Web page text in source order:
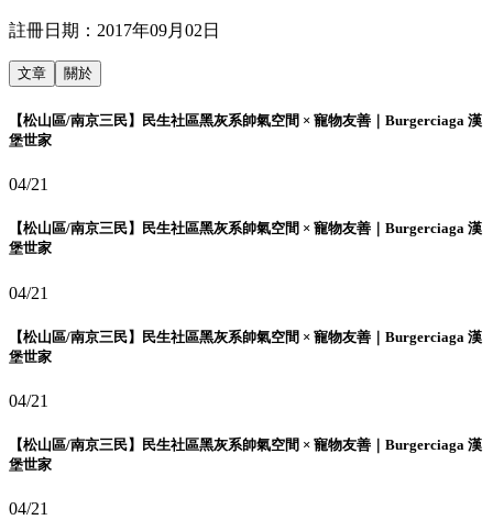
註冊日期： 2017年09月02日
文章 關於
【松山區/南京三民】民生社區黑灰系帥氣空間 × 寵物友善｜Burgerciaga 漢
堡世家
04/21
【松山區/南京三民】民生社區黑灰系帥氣空間 × 寵物友善｜Burgerciaga 漢
堡世家
04/21
【松山區/南京三民】民生社區黑灰系帥氣空間 × 寵物友善｜Burgerciaga 漢
堡世家
04/21
【松山區/南京三民】民生社區黑灰系帥氣空間 × 寵物友善｜Burgerciaga 漢
堡世家
04/21